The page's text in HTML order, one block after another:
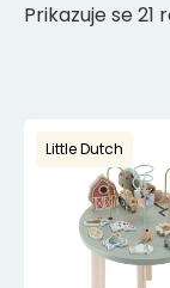
Prikazuje se 21
Little Dutch